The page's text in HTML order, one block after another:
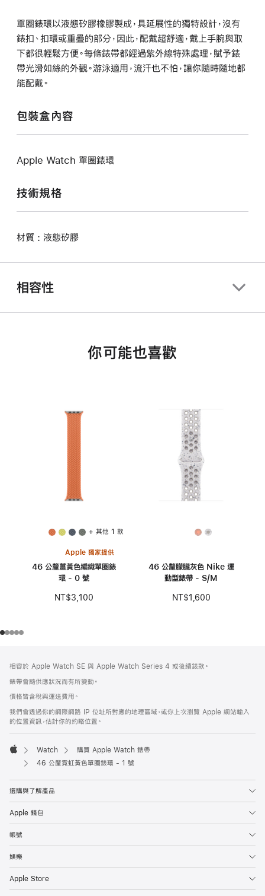
單圈錶環以液態矽膠橡膠製成，具延展性的獨特設計，沒有
錶扣、扣環或重疊的部分，因此，配戴超舒適，戴上手腕與取
下都很輕鬆方便。每條錶帶都經過紫外線特殊處理，賦予錶
帶光滑如絲的外觀。游泳適用，流汗也不怕，讓你隨時隨地都
能配戴。
包裝盒內容
Apple Watch 單圈錶環
技術規格
材質 : 液態矽膠
相容性
你可能也喜歡
+ 其他 1 款
Apple 獨家提供
46 公釐薑黃色編織單圈錶
環 - 0 號
NT$3,100
46 公釐朦朧灰色 Nike 運
動型錶帶 - S/M
NT$1,600
腳
腳
相容於 Apple Watch SE 與 Apple Watch Series 4 或後續錶款。
錶帶會隨供應狀況而有所變動。
價格皆含稅與運送費用。
我們會透過你的網際網路 IP 位址所對應的地理區域，或你上次瀏覽 Apple 網站輸入
的位置資訊，估計你的約略位置。
Apple
Watch
購買 Apple Watch 錶帶
46 公釐霓虹黃色單圈錶環 - 1 號
選購與了解產品
Apple 錢包
帳號
娛樂
Apple Store